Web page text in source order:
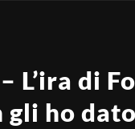
L’ira di
gli ho